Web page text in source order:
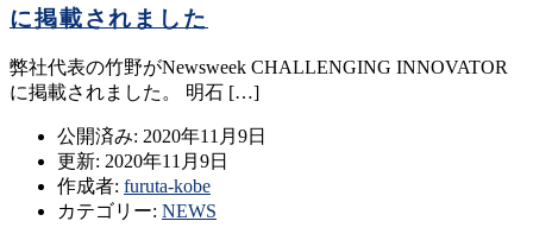
に掲載されました
弊社代表の竹野がNewsweek CHALLENGING INNOVATOR
に掲載されました。 明石 […]
公開済み: 2020年11月9日
更新: 2020年11月9日
作成者: furuta-kobe
カテゴリー: NEWS